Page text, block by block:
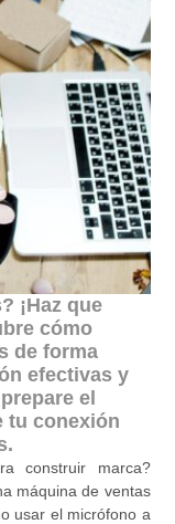
¡Haz que
cómo
de forma
efectivas y
el
tu conexión
construir marca?
máquina de ventas
usar el micrófono a